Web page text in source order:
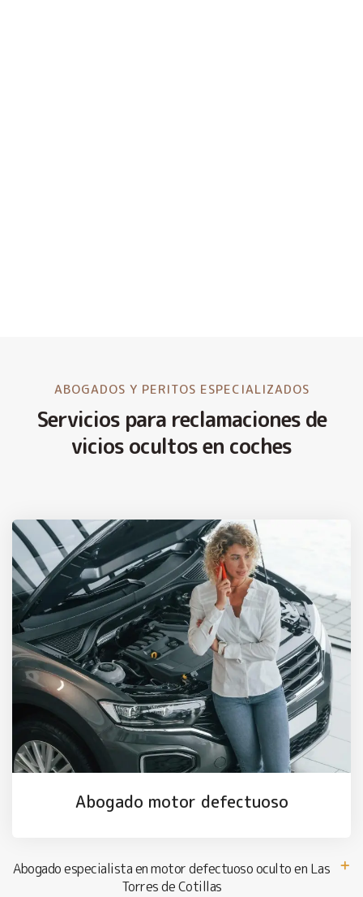
ABOGADOS Y PERITOS ESPECIALIZADOS
Servicios para reclamaciones de
vicios ocultos en coches
Abogado motor defectuoso
Abogado especialista en motor defectuoso oculto en Las
Torres de Cotillas